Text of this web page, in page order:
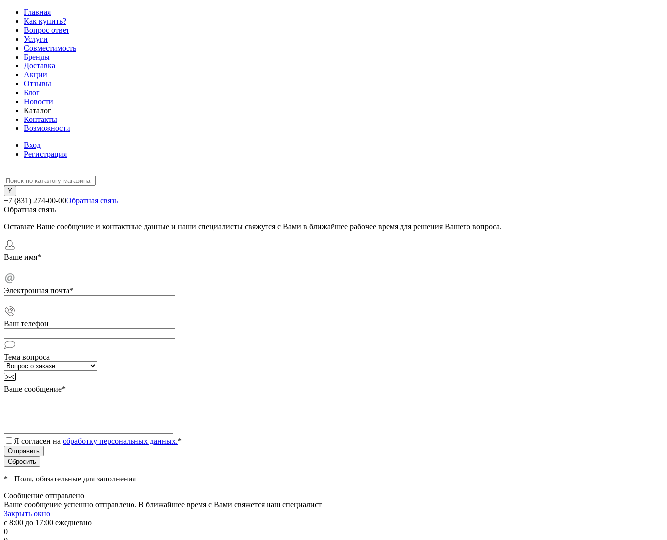
Главная
Как купить?
Вопрос ответ
Услуги
Совместимость
Бренды
Доставка
Акции
Отзывы
Блог
Новости
Каталог
Контакты
Возможности
Вход
Регистрация
+7 (831) 274-00-00Обратная связь
Обратная связь
Оставьте Ваше сообщение и контактные данные и наши специалисты свяжутся с Вами в ближайшее рабочее время для решения Вашего вопроса.
Ваше имя*
Электронная почта*
Ваш телефон
Тема вопроса
Ваше сообщение*
Я согласен на обработку персональных данных.*
* - Поля, обязательные для заполнения
Сообщение отправлено
Ваше сообщение успешно отправлено. В ближайшее время с Вами свяжется наш специалист
Закрыть окно
с 8:00 до 17:00 ежедневно
0